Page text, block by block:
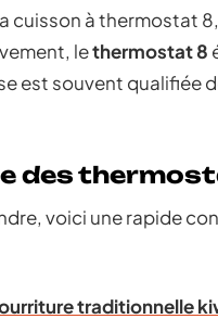
cuisson à thermostat
lethermostat 8
est souvent qualifiée
des
voici une rapide
traditionnelle